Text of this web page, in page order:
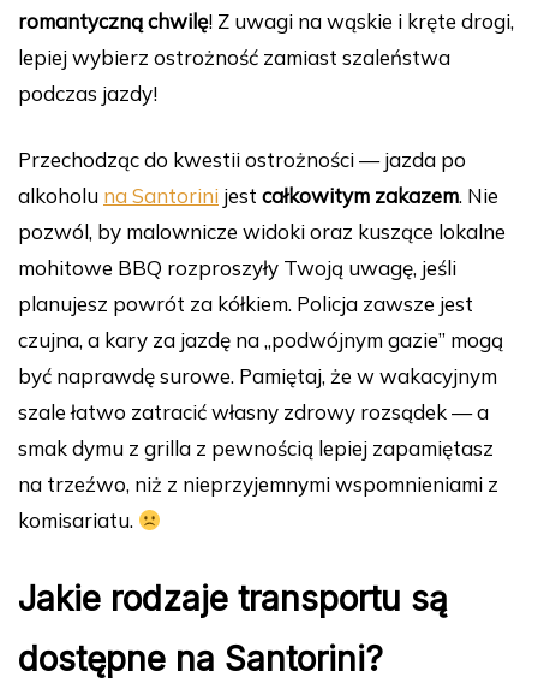
romantyczną chwilę! Z uwagi na wąskie i kręte drogi,
lepiej wybierz ostrożność zamiast szaleństwa
podczas jazdy!
Przechodząc do kwestii ostrożności — jazda po
alkoholu na Santorini jest całkowitym zakazem. Nie
pozwól, by malownicze widoki oraz kuszące lokalne
mohitowe BBQ rozproszyły Twoją uwagę, jeśli
planujesz powrót za kółkiem. Policja zawsze jest
czujna, a kary za jazdę na „podwójnym gazie” mogą
być naprawdę surowe. Pamiętaj, że w wakacyjnym
szale łatwo zatracić własny zdrowy rozsądek — a
smak dymu z grilla z pewnością lepiej zapamiętasz
na trzeźwo, niż z nieprzyjemnymi wspomnieniami z
komisariatu.
Jakie rodzaje transportu są
dostępne na Santorini?